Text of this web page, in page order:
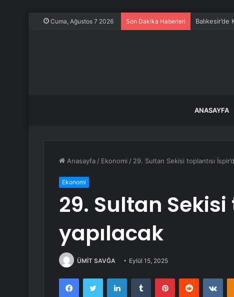
Cuma, Ağustos 7 2026 Son Dakika Haberleri
ANASAYFA
Anasayfa / Ekonomi / 29. Sultan Sekisi toplantısı
Ekonomi
29. Sultan Sekisi
yapılacak
ÜMİT SAVĞA Eylül 15, 2025
FacebookTwitter LinkedInTumblr PinterestReddit